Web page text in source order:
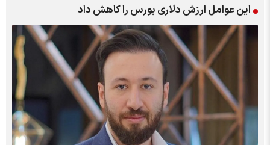
این عوامل ارزش دلاری بورس را کاهش داد